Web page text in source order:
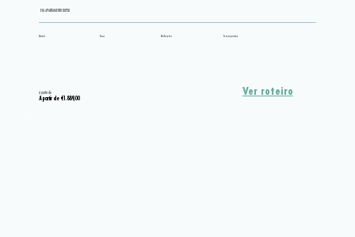
Ver roteiro
A partir de €1.889,00
A partir de
EM APARTAMENTO DUPLO
Hotel Tour Refeição Transportes